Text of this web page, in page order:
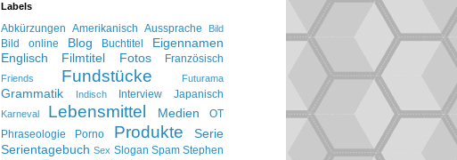
Labels
Abkürzungen Amerikanisch Aussprache Bild
Bild online Blog Buchtitel
Eigennamen
Englisch
Filmtitel Fotos Französisch
Friends Fundstücke Futurama
Grammatik Indisch Interview Japanisch
Karneval Lebensmittel Medien
OT
Phraseologie
Porno Produkte
Serie
Serientagebuch Sex Slogan Spam Stephen